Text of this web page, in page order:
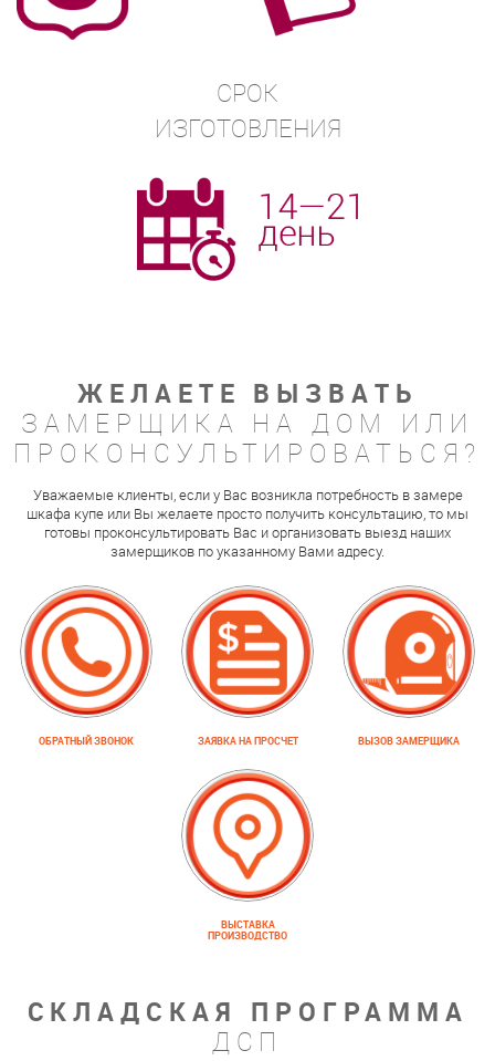
СРОК
ИЗГОТОВЛЕНИЯ
ЖЕЛАЕТЕ ВЫЗВАТЬ
ЗАМЕРЩИКА НА ДОМ ИЛИ
ПРОКОНСУЛЬТИРОВАТЬСЯ?
Уважаемые клиенты, если у Вас возникла потребность в замере
шкафа купе или Вы желаете просто получить консультацию, то мы
готовы проконсультировать Вас и организовать выезд наших
замерщиков по указанному Вами адресу.
ОБРАТНЫЙ ЗВОНОК ЗАЯВКА НА ПРОСЧЕТ ВЫЗОВ ЗАМЕРЩИКА
ВЫСТАВКА
ПРОИЗВОДСТВО
СКЛАДСКАЯ ПРОГРАММА
ДСП